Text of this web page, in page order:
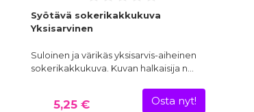
Syötävä sokerikakkukuva
Yksisarvinen
Suloinen ja värikäs yksisarvis-aiheinen
sokerikakkukuva. Kuvan halkaisija n…
5,25 € Osta nyt!